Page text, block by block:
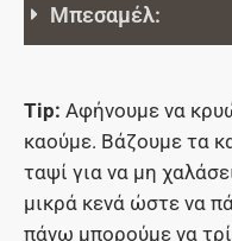
Μπεσαμέλ:
Tip: Αφήνουμε να
καούμε. Βάζουμε τα
ταψί για να μη
μικρά κενά ώστε να
πάνω μπορούμε να